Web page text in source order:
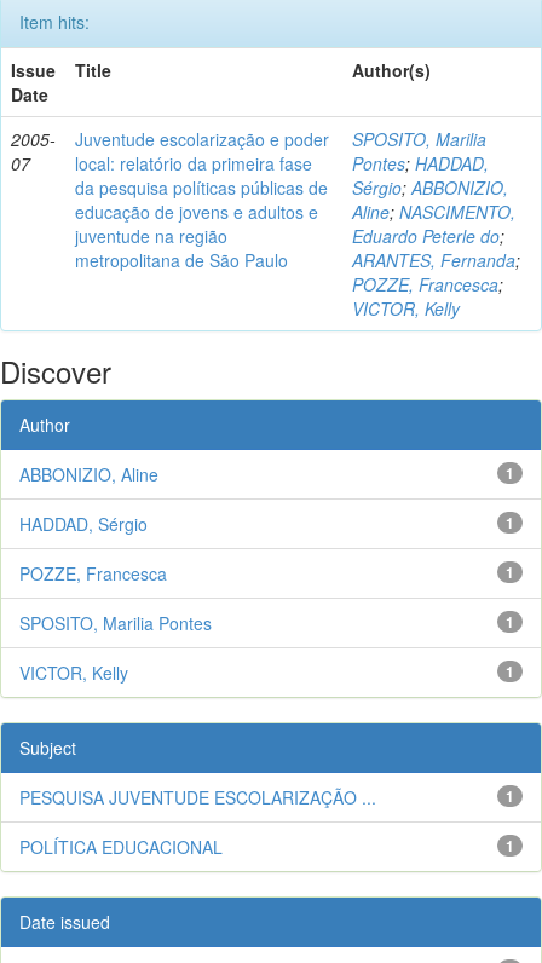
Item hits:
Issue
Date
Title Author(s)
2005-
07
Juventude escolarização e poder
local: relatório da primeira fase
da pesquisa políticas públicas de
educação de jovens e adultos e
juventude na região
metropolitana de São Paulo
SPOSITO, Marilia
Pontes; HADDAD,
Sérgio; ABBONIZIO,
Aline; NASCIMENTO,
Eduardo Peterle do;
ARANTES, Fernanda;
POZZE, Francesca;
VICTOR, Kelly
Discover
Author
1
ABBONIZIO, Aline
1
HADDAD, Sérgio
1
POZZE, Francesca
1
SPOSITO, Marilia Pontes
1
VICTOR, Kelly
Subject
1
PESQUISA JUVENTUDE ESCOLARIZAÇÃO ...
1
POLÍTICA EDUCACIONAL
Date issued